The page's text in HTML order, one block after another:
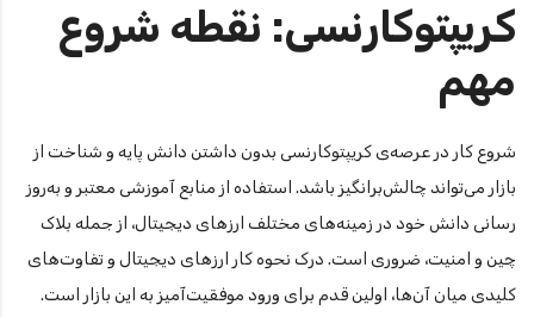
کریپتوکارنسی: نقطه شروع
مهم
شروع کار در عرصه‌ی کریپتوکارنسی بدون داشتن دانش پایه و شناخت از
بازار می‌تواند چالش‌برانگیز باشد. استفاده از منابع آموزشی معتبر و به‌روز
رسانی دانش خود در زمینه‌های مختلف ارزهای دیجیتال، از جمله بلاک
چین و امنیت، ضروری است. درک نحوه کار ارزهای دیجیتال و تفاوت‌های
کلیدی میان آن‌ها، اولین قدم برای ورود موفقیت‌آمیز به این بازار است.